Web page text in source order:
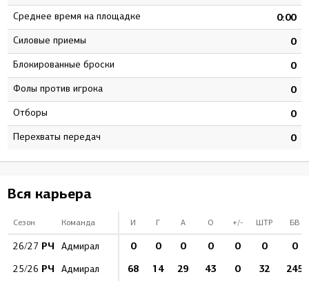
Среднее время на площадке 0:00
Силовые приемы 0
Блокированные броски 0
Фолы против игрока 0
Отборы 0
Перехваты передач 0
Вся карьера
Сезон Команда И Г А О +/- ШТР БВ
26/27 РЧ Адмирал 0 0 0 0 0 0 0
25/26 РЧ Адмирал 68 14 29 43 0 32 245